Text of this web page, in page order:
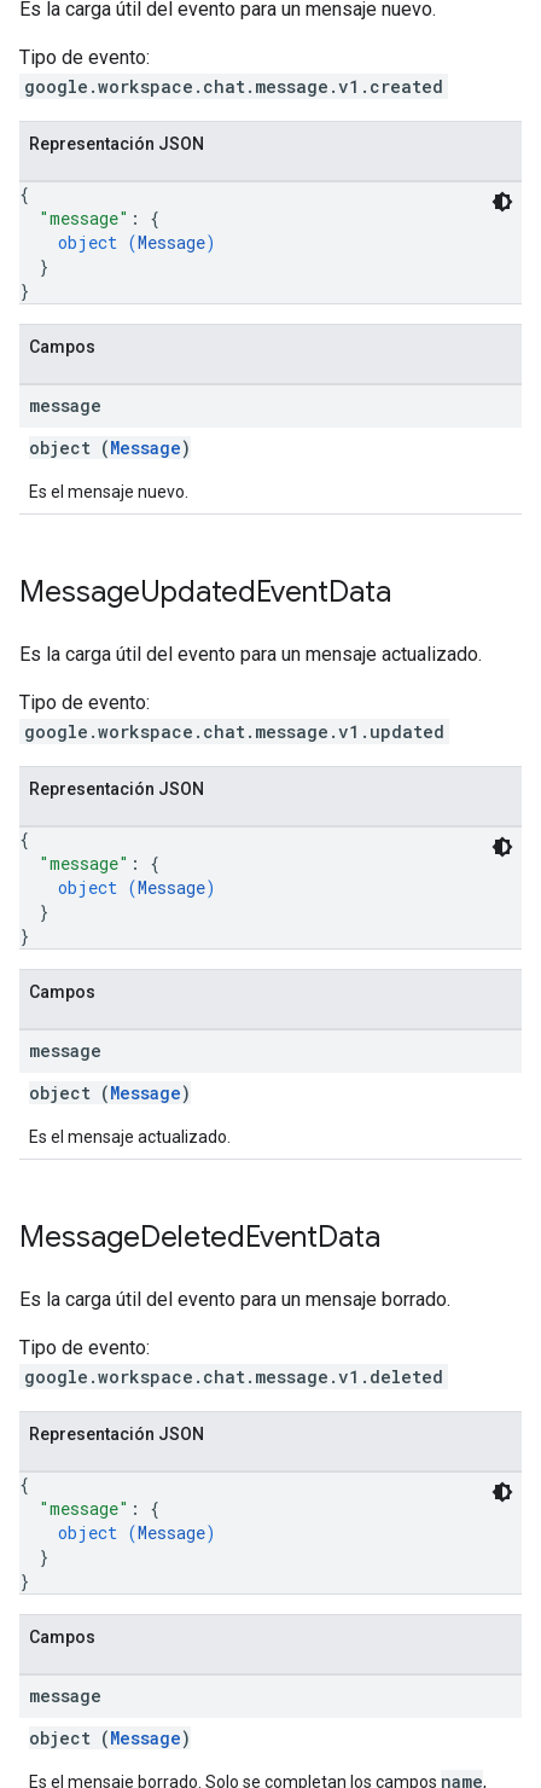
Es la carga útil del evento para un mensaje nuevo.
Tipo de evento:
google.workspace.chat.message.v1.created
Representación JSON
{
"message" : {
object (Message)
}
}
Campos
message
object (Message)
Es el mensaje nuevo.
MessageUpdatedEventData
Es la carga útil del evento para un mensaje actualizado.
Tipo de evento:
google.workspace.chat.message.v1.updated
Representación JSON
{
"message" : {
object (Message)
}
}
Campos
message
object (Message)
Es el mensaje actualizado.
MessageDeletedEventData
Es la carga útil del evento para un mensaje borrado.
Tipo de evento:
google.workspace.chat.message.v1.deleted
Representación JSON
{
"message" : {
object (Message)
}
}
Campos
message
object (Message)
Es el mensaje borrado. Solo se completan los campos name,